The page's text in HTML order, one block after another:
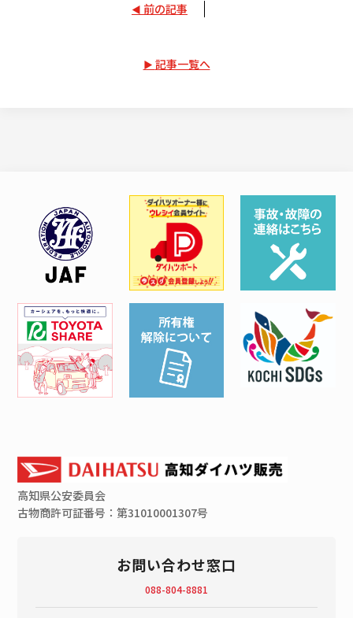
前の記事
記事一覧へ
高知県公安委員会
古物商許可証番号：第31010001307号
お問い合わせ窓口
088-804-8881